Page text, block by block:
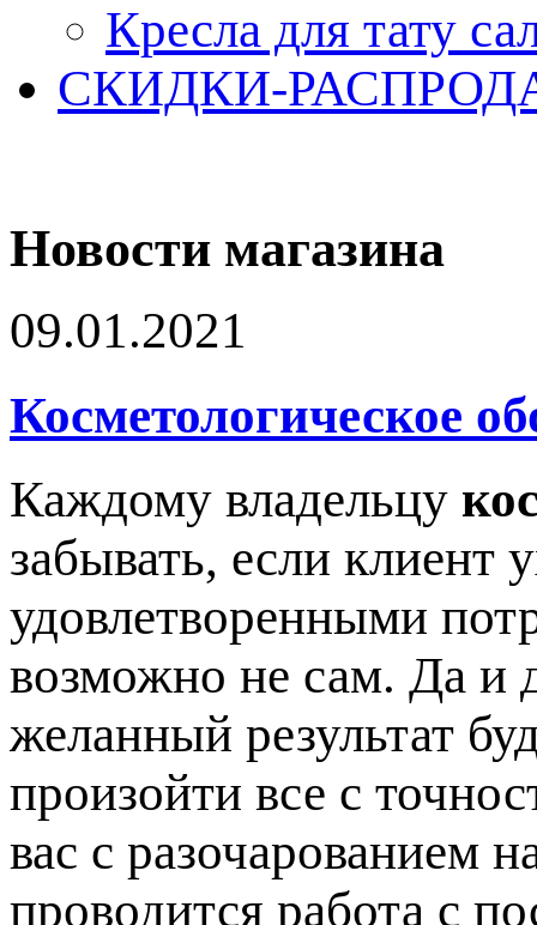
Кресла для тату
СКИДКИ-
Новости магазина
09.01.2021
Косметологическое
Каждому владельцу
забывать, если клиент
удовлетворенными
возможно не сам. Да и
желанный результат
произойти все с
вас с разочарованием
проводится работа с